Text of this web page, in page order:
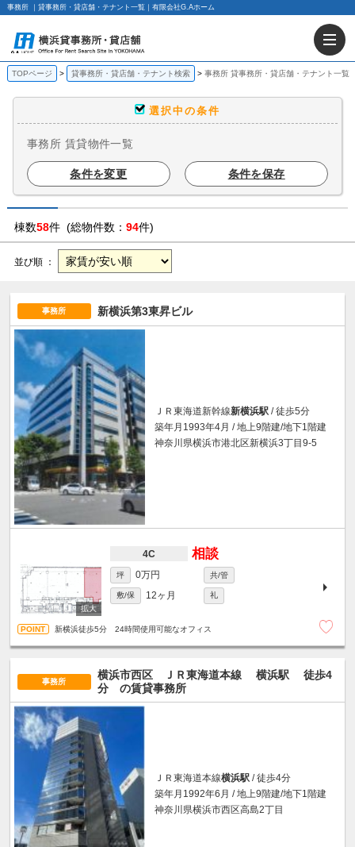
事務所 ｜貸事務所・貸店舗・テナント一覧｜有限会社G.Aホーム
TOPページ 貸事務所・貸店舗・テナント検索 事務所 貸事務所・貸店舗・テナント一覧
選択中の条件
事務所 賃貸物件一覧
条件を変更 条件を保存
棟数58件 (総物件数： 94件)
並び順 ：
事務所 新横浜第3東昇ビル
ＪＲ東海道新幹線新横浜駅 / 徒歩5分
築年月1993年4月 / 地上9階建/地下1階建
神奈川県横浜市港北区新横浜3丁目9-5
4C 相談
坪 0万円 共/管
敷/保 12ヶ月 礼
新横浜徒歩5分 24時間使用可能なオフィス
事務所
横浜市西区 ＪＲ東海道本線 横浜駅
徒歩4
分 の賃貸事務所
ＪＲ東海道本線横浜駅 / 徒歩4分
築年月1992年6月 / 地上9階建/地下1階建
神奈川県横浜市西区高島2丁目